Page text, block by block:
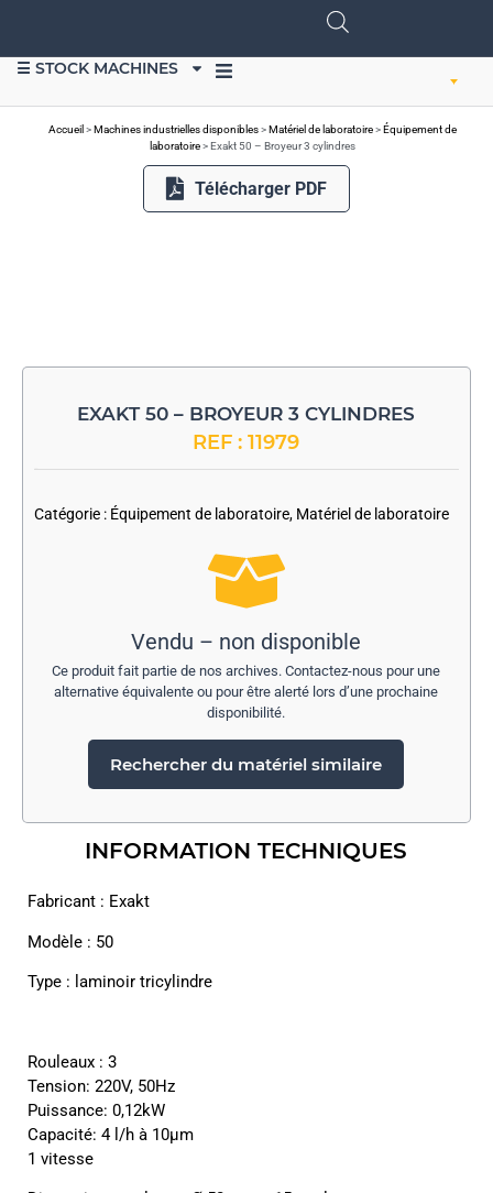
☰ STOCK MACHINES
Accueil >Machines industrielles disponibles>Matériel de laboratoire>Équipement de
laboratoire>Exakt 50 – Broyeur 3 cylindres
Télécharger PDF
EXAKT 50 – BROYEUR 3 CYLINDRES
REF : 11979
-
Catégorie : Équipement de laboratoire, Matériel de laboratoire
Vendu – non disponible
Ce produit fait partie de nos archives. Contactez-nous pour une
alternative équivalente ou pour être alerté lors d’une prochaine
disponibilité.
Rechercher du matériel similaire
INFORMATION TECHNIQUES
Fabricant : Exakt
Modèle : 50
Type : laminoir tricylindre
Rouleaux : 3
Tension: 220V, 50Hz
Puissance: 0,12kW
Capacité: 4 l/h à 10µm
1 vitesse